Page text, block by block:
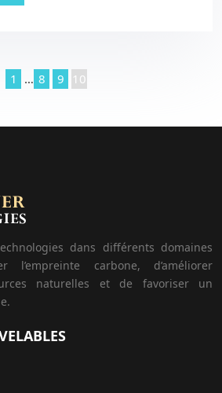
1 … 8 9 10
dans différents domaines
carbone, d’améliorer
naturelles et de favoriser un